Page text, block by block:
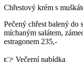
Chřestový krém s
Pečený chřest balený
míchaným salátem,
estragonem 235,-
👉 Večerní nabídka